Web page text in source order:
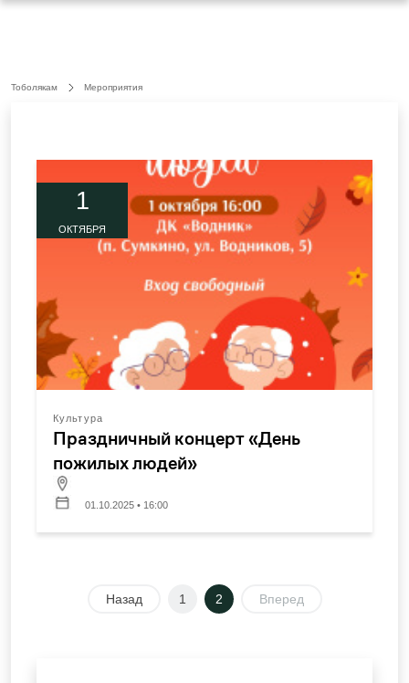
Тоболякам Мероприятия
1
ОКТЯБРЯ
Культура
Праздничный концерт «День
пожилых людей»
01.10.2025 • 16:00
Назад 1 2 Вперед